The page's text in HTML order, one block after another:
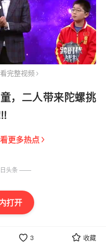
打开
完整视频
，二人带来陀螺挑
更多热点
3 收藏
头条 ——